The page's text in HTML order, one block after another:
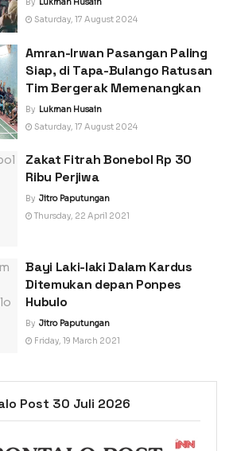
By Lukman Husain
Saturday, 17 August 2024
Amran-Irwan Pasangan Paling
Siap, di Tapa-Bulango Ratusan
Tim Bergerak Memenangkan
By Lukman Husain
Saturday, 17 August 2024
Zakat Fitrah Bonebol Rp 30
Ribu Perjiwa
By Jitro Paputungan
Thursday, 22 April 2021
Bayi Laki-laki Dalam Kardus
Ditemukan depan Ponpes
Hubulo
By Jitro Paputungan
Friday, 19 March 2021
Post 30 Juli 2026